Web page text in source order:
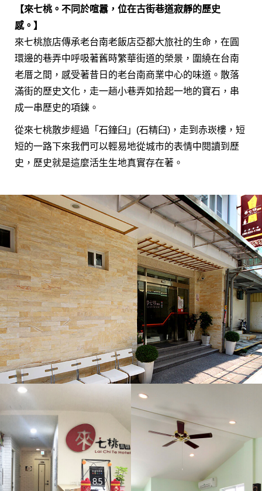
【來七桃。不同於喧囂，位在古街巷道寂靜的歷史
感。】
來七桃旅店傳承老台南老飯店亞都大旅社的生命，在圓
環邊的巷弄中呼吸著舊時繁華街道的榮景，圍繞在台南
老厝之間，感受著昔日的老台南商業中心的味道。散落
滿街的歷史文化，走一趟小巷弄如拾起一地的寶石，串
成一串歷史的項鍊。
從來七桃散步經過「石鐘臼」(石精臼)，走到赤崁樓，短
短的一路下來我們可以輕易地從城市的表情中閱讀到歷
史，歷史就是這麼活生生地真實存在著。